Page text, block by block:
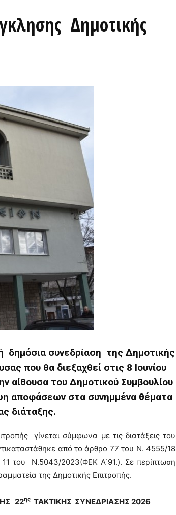
Δημοτικής
δημόσια συνεδρίαση της Δημοτικής
που θα διεξαχθεί στις 8 Ιουνίου
του Δημοτικού Συμβουλίου
αποφάσεων στα συνημμένα θέματα
διάταξης.
γίνεται σύμφωνα με τις διατάξεις του
από το άρθρο 77 του Ν. 4555/18
11 του Ν.5043/2023(ΦΕΚ Α΄91.). Σε περίπτωση
της Δημοτικής Επιτροπής.
22ηςΤΑΚΤΙΚΗΣ ΣΥΝΕΔΡΙΑΣΗΣ 2026